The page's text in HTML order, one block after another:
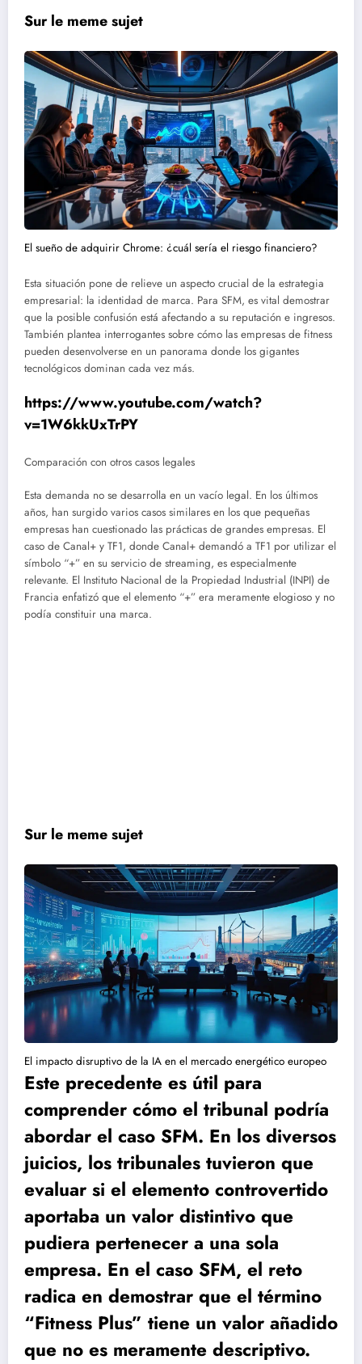
Sur le meme sujet
El sueño de adquirir Chrome: ¿cuál sería el riesgo financiero?
Esta situación pone de relieve un aspecto crucial de la estrategia
empresarial: la identidad de marca. Para SFM, es vital demostrar
que la posible confusión está afectando a su reputación e ingresos.
También plantea interrogantes sobre cómo las empresas de fitness
pueden desenvolverse en un panorama donde los gigantes
tecnológicos dominan cada vez más.
https://www.youtube.com/watch?
v=1W6kkUxTrPY
Comparación con otros casos legales
Esta demanda no se desarrolla en un vacío legal. En los últimos
años, han surgido varios casos similares en los que pequeñas
empresas han cuestionado las prácticas de grandes empresas. El
caso de Canal+ y TF1, donde Canal+ demandó a TF1 por utilizar el
símbolo “+” en su servicio de streaming, es especialmente
relevante. El Instituto Nacional de la Propiedad Industrial (INPI) de
Francia enfatizó que el elemento “+” era meramente elogioso y no
podía constituir una marca.
Sur le meme sujet
El impacto disruptivo de la IA en el mercado energético europeo
Este precedente es útil para
comprender cómo el tribunal podría
abordar el caso SFM. En los diversos
juicios, los tribunales tuvieron que
evaluar si el elemento controvertido
aportaba un valor distintivo que
pudiera pertenecer a una sola
empresa. En el caso SFM, el reto
radica en demostrar que el término
“Fitness Plus” tiene un valor añadido
que no es meramente descriptivo.